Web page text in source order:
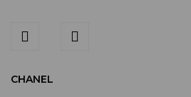
CHANEL